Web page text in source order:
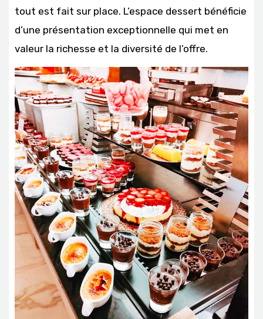
tout est fait sur place. L’espace dessert bénéficie
d’une présentation exceptionnelle qui met en
valeur la richesse et la diversité de l’offre.